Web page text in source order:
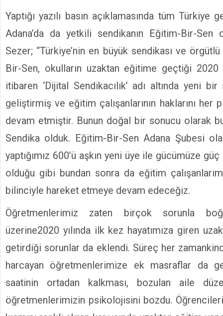
Yaptığı yazılı basın açıklamasında tüm Türkiye
Adana’da da yetkili sendikanın Eğitim-Bir-Sen
Sezer; “Türkiye’nin en büyük sendikası ve
Bir-Sen, okulların uzaktan eğitime geçtiği 2020
itibaren ‘Dijital Sendikacılık’ adı altında yeni bir
geliştirmiş ve eğitim çalışanlarının haklarını her
devam etmiştir. Bunun doğal bir sonucu olarak
Sendika olduk. Eğitim-Bir-Sen Adana Şubesi
yaptığımız 600’ü aşkın yeni üye ile gücümüze
olduğu gibi bundan sonra da eğitim
bilinciyle hareket etmeye devam edeceğiz.
Öğretmenlerimiz zaten birçok sorunla
üzerine2020 yılında ilk kez hayatımıza giren
getirdiği sorunlar da eklendi. Süreç her
harcayan öğretmenlerimize ek masraflar da
saatinin ortadan kalkması, bozulan aile
öğretmenlerimizin psikolojisini bozdu.